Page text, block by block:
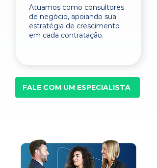
Atuamos como consultores
de negócio, apoiando sua
estratégia de crescimento
em cada contratação.
FALE COM UM ESPECIALISTA